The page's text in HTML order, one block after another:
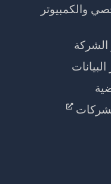
والكمبيوتر
الشركة